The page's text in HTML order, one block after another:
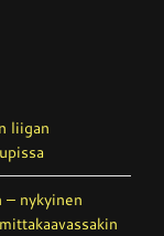
liigan
nykyinen